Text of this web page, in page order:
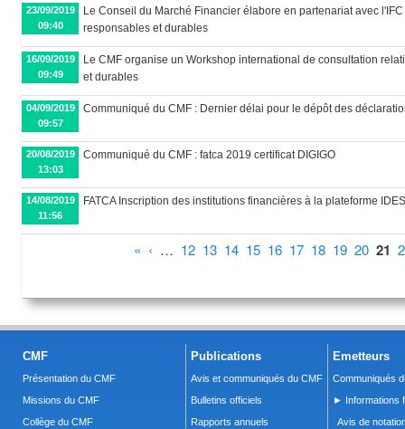
23/09/2019
09:40
Le Conseil du Marché Financier élabore en partenariat avec
responsables et durables
16/09/2019
09:49
Le CMF organise un Workshop international de consultation
et durables
04/09/2019
09:57
Communiqué du CMF : Dernier délai pour le dépôt des
20/08/2019
13:03
Communiqué du CMF : fatca 2019 certificat DIGIGO
14/08/2019
11:56
FATCA Inscription des institutions financières à la plateforme IDES
« ‹ … 12 13 14 15 16 17 18 19 20 21
CMF
Présentation du CMF
Missions du CMF
Collège du CMF
Publications
Avis et communiqués du CMF
Bulletins officiels
Rapports annuels
Emetteurs
Communiqués
► Informations
Avis de